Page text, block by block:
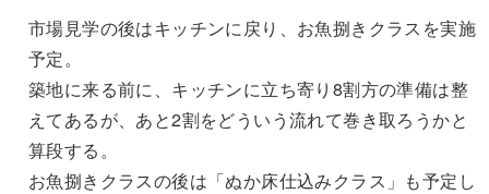
市場見学の後はキッチンに戻り、お魚捌きクラスを実施
予定。
築地に来る前に、キッチンに立ち寄り8割方の準備は整
えてあるが、あと2割をどういう流れて巻き取ろうかと
算段する。
お魚捌きクラスの後は「ぬか床仕込みクラス」も予定し